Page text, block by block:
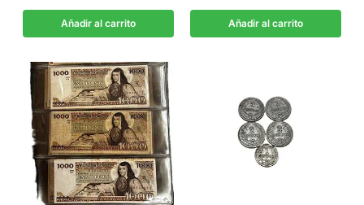
Añadir al carrito Añadir al carrito